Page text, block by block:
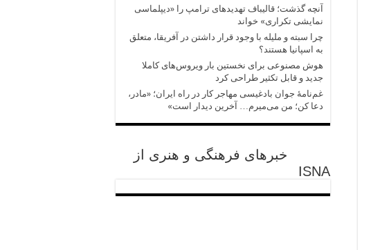
آنچه گذشت؛ قالیباف تهدیدهای ترامپ را «دیپلماسی
نمایشی تکراری» خواند
چرا سبته و ملیله با وجود قرار داشتن در آفریقا، متعلق
به اسپانیا هستند؟
هوش مصنوعی برای نخستین بار ویروس‌های کاملا
جدید و قابل تکثیر طراحی کرد
غم‌نامهٔ جوان بادغیسی مهاجر کار در راه ایران؛ «مادر،
دعا کن؛ من می‌میرم… آخرین دیدار است»
خبرهای فرهنگی و هنری از
ISNA